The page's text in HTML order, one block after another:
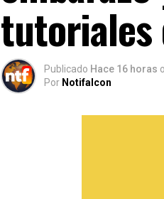
tutoriales
Publicado Hace 16 horas
Por Notifalcon